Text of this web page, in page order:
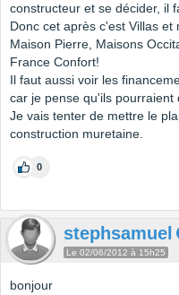
constructeur et se décider, il
Donc cet après c'est Villas
Maison Pierre, Maisons
France Confort!
Il faut aussi voir les
car je pense qu'ils
Je vais tenter de mettre le
construction muretaine.
0
stephsamuel
Le 02/06/2012 à 15h25
bonjour